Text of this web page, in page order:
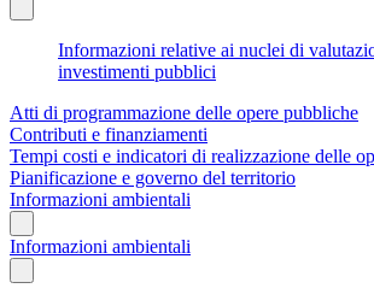
Informazioni relative ai nuclei di
investimenti pubblici
Atti di programmazione delle opere pubbliche
Contributi e finanziamenti
Tempi costi e indicatori di realizzazione delle
Pianificazione e governo del territorio
Informazioni ambientali
Informazioni ambientali